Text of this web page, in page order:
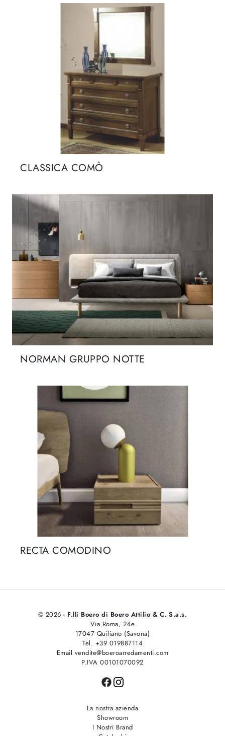
CLASSICA COMÒ
NORMAN GRUPPO NOTTE
RECTA COMODINO
© 2026 - F.lli Boero di Boero Attilio & C. S.a.s.
Via Roma, 24e
17047 Quiliano (Savona)
Tel. +39 019887114
Email vendite@boeroarredamenti.com
P.IVA 00101070092
La nostra azienda
Showroom
I Nostri Brand